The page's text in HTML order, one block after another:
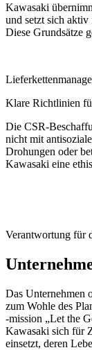
Kawasaki
und setzt sich
Diese Grundsätze
Klare Richtlinien
Die CSR-
nicht mit
Drohungen oder
Kawasaki eine
Verantwortung für
Das Unternehmen
zum Wohle des
-mission „Let the
Kawasaki sich für
einsetzt, deren